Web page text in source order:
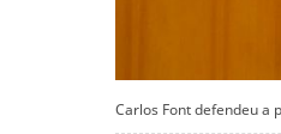
Carlos Font defendeu a